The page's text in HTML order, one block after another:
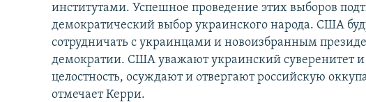
институтами. Успешное проведение этих выборов
демократический выбор украинского народа. США
сотрудничать с украинцами и новоизбранным
демократии. США уважают украинский суверенитет
целостность, осуждают и отвергают российскую
отмечает Керри.